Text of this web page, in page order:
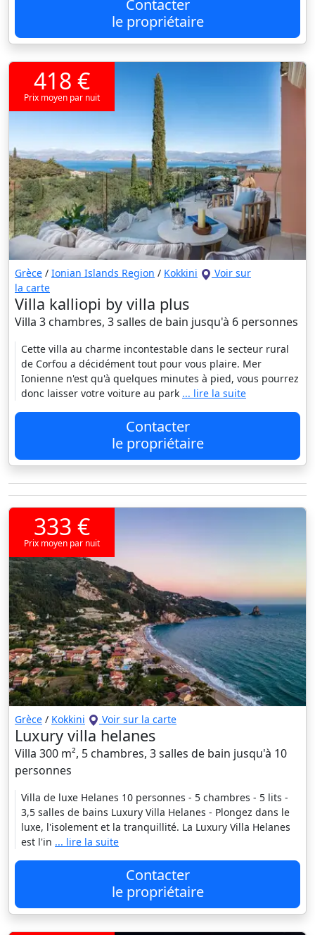
Contacter
le propriétaire
418 €
Prix moyen par nuit
Grèce / Ionian Islands Region / Kokkini
Voir sur
la carte
Villa kalliopi by villa plus
Villa 3 chambres, 3 salles de bain jusqu'à 6 personnes
Cette villa au charme incontestable dans le secteur rural
de Corfou a décidément tout pour vous plaire. Mer
Ionienne n'est qu'à quelques minutes à pied, vous pourrez
donc laisser votre voiture au park ... lire la suite
Contacter
le propriétaire
333 €
Prix moyen par nuit
Grèce / Kokkini Voir sur la carte
Luxury villa helanes
Villa 300 m², 5 chambres, 3 salles de bain jusqu'à 10
personnes
Villa de luxe Helanes 10 personnes - 5 chambres - 5 lits -
3,5 salles de bains Luxury Villa Helanes - Plongez dans le
luxe, l'isolement et la tranquillité. La Luxury Villa Helanes
est l'in ... lire la suite
Contacter
le propriétaire